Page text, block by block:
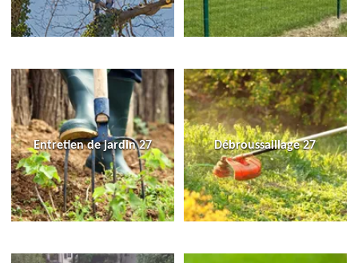
Entretien de jardin 27 Débroussaillage 27